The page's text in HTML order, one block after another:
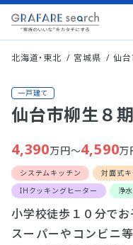
北海道・東北 宮城県 仙
一戸建て
仙台市柳生８
4,390万円～4,590万
システムキッチン 対面式キ
IHクッキングヒーター
浄
小学校徒歩１０分で
スーパーやコンビニ